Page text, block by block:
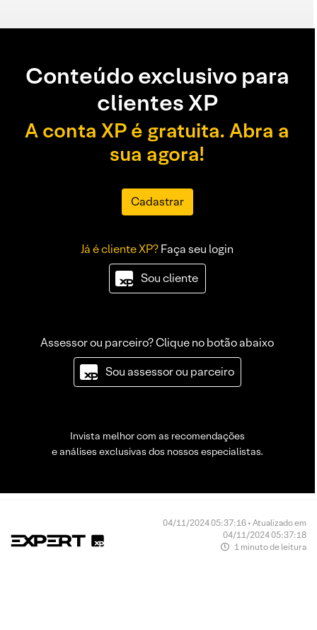
Conteúdo exclusivo para
clientes XP
A conta XP é gratuita. Abra a
sua agora!
Cadastrar
Já é cliente XP?Faça seu login
Sou cliente
Assessor ou parceiro? Clique no botão abaixo
Sou assessor ou parceiro
Invista melhor com as recomendações
e análises exclusivas dos nossos especialistas.
04/11/2024 05:37:16 • Atualizado em
04/11/2024 05:37:18
1 minuto de leitura